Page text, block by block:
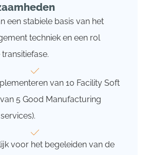
een stabiele basis van het
techniek en een rol
van 10 Facility Soft
5 Good Manufacturing
voor het begeleiden van de